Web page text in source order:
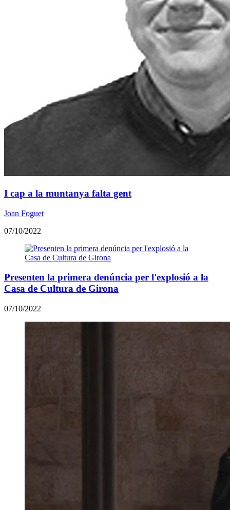
I cap a la muntanya falta gent
Joan Foguet
07/10/2022
Presenten la primera denúncia per l'explosió a la
Casa de Cultura de Girona
07/10/2022